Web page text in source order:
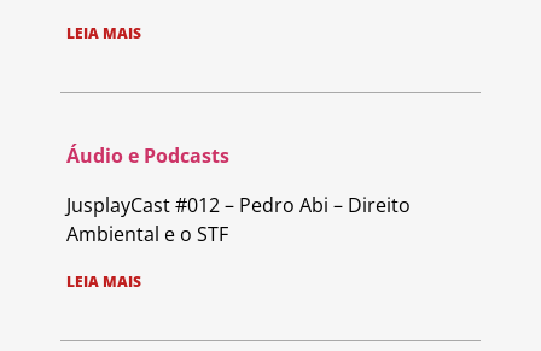
LEIA MAIS
Áudio e Podcasts
JusplayCast #012 – Pedro Abi – Direito
Ambiental e o STF
LEIA MAIS